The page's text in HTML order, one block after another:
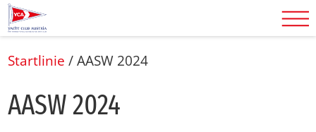
Startlinie /AASW 2024
AASW 2024